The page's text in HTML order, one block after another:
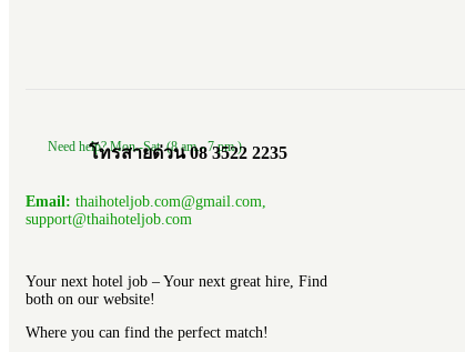
Need help? Mon.-Sat. (8 am.- 7 pm.)
โทรสายด่วน 08 3522 2235
Email: thaihoteljob.com@gmail.com,
support@thaihoteljob.com
Your next hotel job – Your next great hire, Find
both on our website!
Where you can find the perfect match!